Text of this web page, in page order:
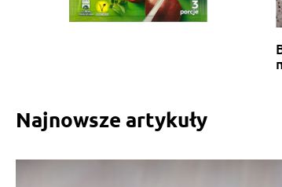
Najnowsze artykuły